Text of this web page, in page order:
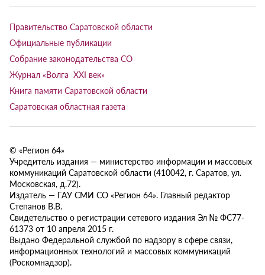
Правительство Саратовской области
Официальные публикации
Собрание законодательства СО
Журнал «Волга XXI век»
Книга памяти Саратовской области
Саратовская областная газета
© «Регион 64»
Учредитель издания — министерство информации и массовых
коммуникаций Саратовской области (410042, г. Саратов, ул.
Московская, д.72).
Издатель — ГАУ СМИ СО «Регион 64». Главный редактор
Степанов В.В.
Свидетельство о регистрации сетевого издания Эл № ФС77-
61373 от 10 апреля 2015 г.
Выдано Федеральной службой по надзору в сфере связи,
информационных технологий и массовых коммуникаций
(Роскомнадзор).